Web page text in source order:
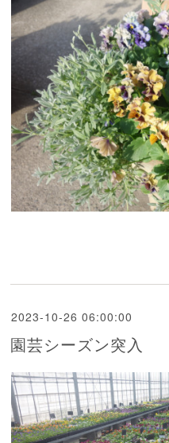
2023-10-26 06:00:00
園芸シーズン突入